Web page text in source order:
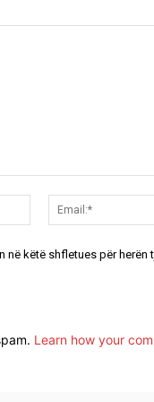
Emri:*
në këtë shfletues për herën
Learn how your